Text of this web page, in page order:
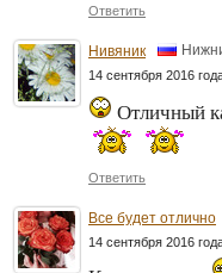
Ответить
Нивяник
14 сентября 2016
Отличный
Ответить
Все будет отлично
14 сентября 2016